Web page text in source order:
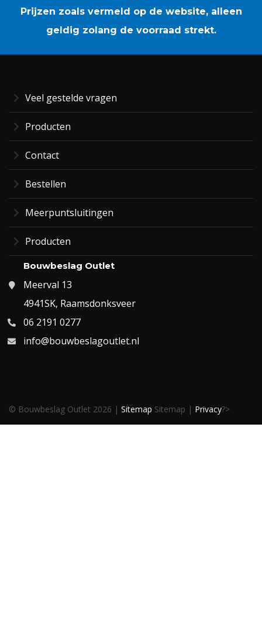
Prijzen zoals vermeld op de website, alleen
geldig zolang de voorraad strekt.
Veel gestelde vragen
Producten
Contact
Bestellen
Meerpuntsluitingen
Producten
Bouwbeslag Outlet
Meerval 13
4941SK, Raamsdonksveer
06 2191 0277
info@bouwbeslagoutlet.nl
© Bouwbeslag Outlet 2026 | Sitemap Sitemap | Privacy?>